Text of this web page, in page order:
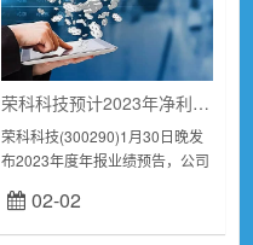
荣科科技预计2023年净利扭亏为盈 智慧医疗业务表现突出
荣科科技(300290)1月30日晚发
布2023年度年报业绩预告，公司
3700万元，扣非净利润盈利200
万元至1700万元。据2...
02-02